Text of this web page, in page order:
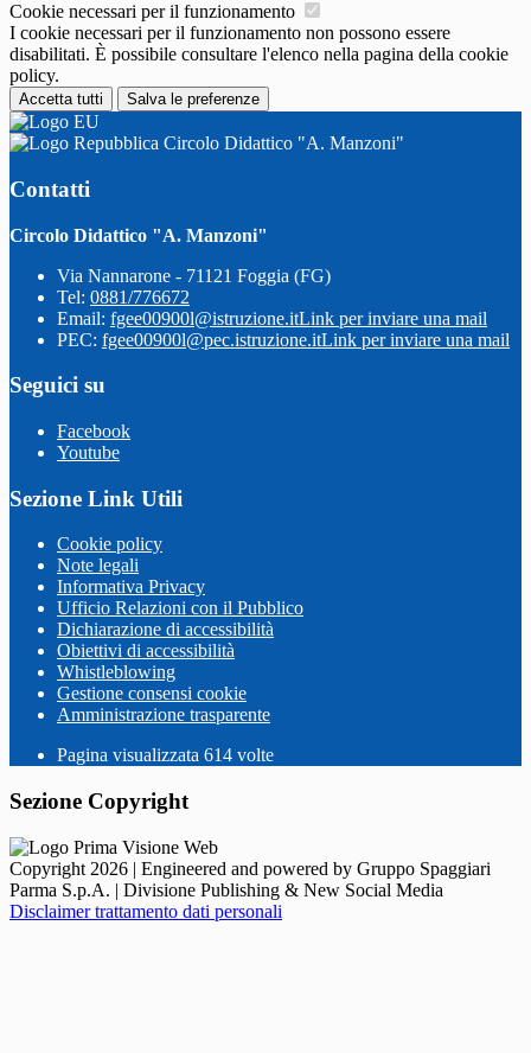
Cookie necessari per il funzionamento
I cookie necessari per il funzionamento non possono essere
disabilitati. È possibile consultare l'elenco nella pagina della cookie
policy.
Accetta tutti Salva le preferenze
Circolo Didattico "A. Manzoni"
Contatti
Circolo Didattico "A. Manzoni"
Via Nannarone - 71121 Foggia (FG)
Tel: 0881/776672
Email: fgee00900l@istruzione.itLink per inviare una mail
PEC: fgee00900l@pec.istruzione.itLink per inviare una mail
Seguici su
Facebook
Youtube
Sezione Link Utili
Cookie policy
Note legali
Informativa Privacy
Ufficio Relazioni con il Pubblico
Dichiarazione di accessibilità
Obiettivi di accessibilità
Whistleblowing
Gestione consensi cookie
Amministrazione trasparente
Pagina visualizzata 614 volte
Sezione Copyright
Copyright 2026 | Engineered and powered by Gruppo Spaggiari
Parma S.p.A. | Divisione Publishing & New Social Media
Disclaimer trattamento dati personali